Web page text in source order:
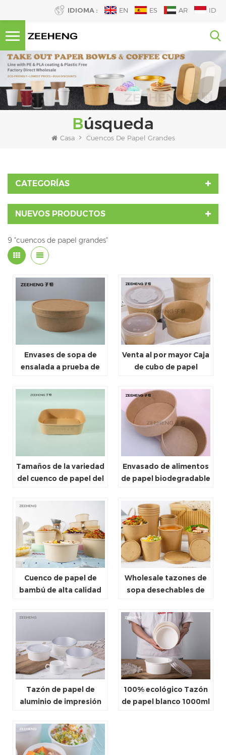
IDIOMA : EN ES AR ID
Búsqueda
Casa Cuencos De Papel Grandes
CATEGORÍAS
NUEVOS PRODUCTOS
9 "cuencos de papel grandes"
Envases de sopa de
ensalada a prueba de
aceite, cuencos de
comida de papel Kraft
con revestimiento de
Venta al por mayor Caja
de cubo de papel
por mayor Contenedor
de cartón
Tamaños de la variedad
del cuenco de papel del
papel de la categoría
alimenticia con las
tapas
Envasado de alimentos
de papel biodegradable
desechables para
microondas, tazón de
sopa walmart
Cuenco de papel de
bambú de alta calidad
Wholesale tazones de
sopa desechables de
Tazón de papel de
aluminio de impresión
impresión de aluminio
con tapa
100% ecológico Tazón
de papel blanco 1000ml